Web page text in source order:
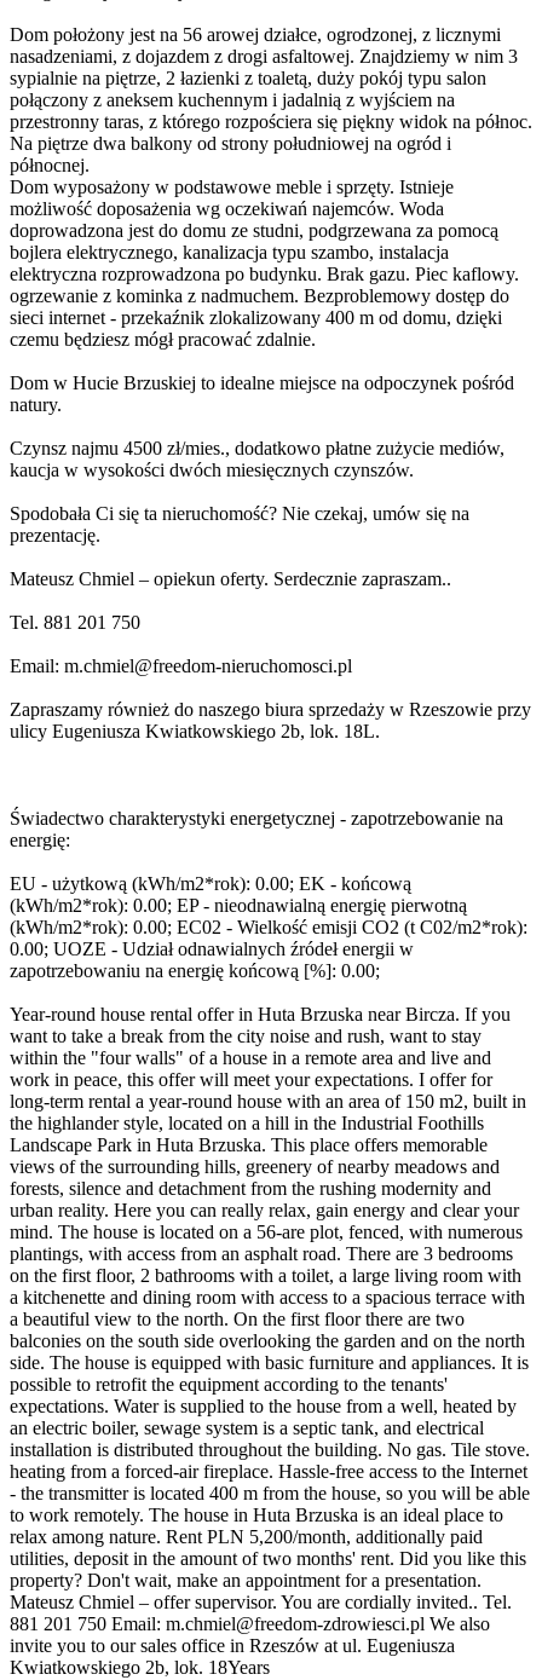
Dom położony jest na 56 arowej działce, ogrodzonej, z licznymi
nasadzeniami, z dojazdem z drogi asfaltowej. Znajdziemy w nim 3
sypialnie na piętrze, 2 łazienki z toaletą, duży pokój typu salon
połączony z aneksem kuchennym i jadalnią z wyjściem na
przestronny taras, z którego rozpościera się piękny widok na północ.
Na piętrze dwa balkony od strony południowej na ogród i
północnej.
Dom wyposażony w podstawowe meble i sprzęty. Istnieje
możliwość doposażenia wg oczekiwań najemców. Woda
doprowadzona jest do domu ze studni, podgrzewana za pomocą
bojlera elektrycznego, kanalizacja typu szambo, instalacja
elektryczna rozprowadzona po budynku. Brak gazu. Piec kaflowy.
ogrzewanie z kominka z nadmuchem. Bezproblemowy dostęp do
sieci internet - przekaźnik zlokalizowany 400 m od domu, dzięki
czemu będziesz mógł pracować zdalnie.
Dom w Hucie Brzuskiej to idealne miejsce na odpoczynek pośród
natury.
Czynsz najmu 4500 zł/mies., dodatkowo płatne zużycie mediów,
kaucja w wysokości dwóch miesięcznych czynszów.
Spodobała Ci się ta nieruchomość? Nie czekaj, umów się na
prezentację.
Mateusz Chmiel – opiekun oferty. Serdecznie zapraszam..
Tel. 881 201 750
Email: m.chmiel@freedom-nieruchomosci.pl
Zapraszamy również do naszego biura sprzedaży w Rzeszowie przy
ulicy Eugeniusza Kwiatkowskiego 2b, lok. 18L.
Świadectwo charakterystyki energetycznej - zapotrzebowanie na
energię:
EU - użytkową (kWh/m2*rok): 0.00; EK - końcową
(kWh/m2*rok): 0.00; EP - nieodnawialną energię pierwotną
(kWh/m2*rok): 0.00; EC02 - Wielkość emisji CO2 (t C02/m2*rok):
0.00; UOZE - Udział odnawialnych źródeł energii w
zapotrzebowaniu na energię końcową [%]: 0.00;
Year-round house rental offer in Huta Brzuska near Bircza. If you
want to take a break from the city noise and rush, want to stay
within the "four walls" of a house in a remote area and live and
work in peace, this offer will meet your expectations. I offer for
long-term rental a year-round house with an area of 150 m2, built in
the highlander style, located on a hill in the Industrial Foothills
Landscape Park in Huta Brzuska. This place offers memorable
views of the surrounding hills, greenery of nearby meadows and
forests, silence and detachment from the rushing modernity and
urban reality. Here you can really relax, gain energy and clear your
mind. The house is located on a 56-are plot, fenced, with numerous
plantings, with access from an asphalt road. There are 3 bedrooms
on the first floor, 2 bathrooms with a toilet, a large living room with
a kitchenette and dining room with access to a spacious terrace with
a beautiful view to the north. On the first floor there are two
balconies on the south side overlooking the garden and on the north
side. The house is equipped with basic furniture and appliances. It is
possible to retrofit the equipment according to the tenants'
expectations. Water is supplied to the house from a well, heated by
an electric boiler, sewage system is a septic tank, and electrical
installation is distributed throughout the building. No gas. Tile stove.
heating from a forced-air fireplace. Hassle-free access to the Internet
- the transmitter is located 400 m from the house, so you will be able
to work remotely. The house in Huta Brzuska is an ideal place to
relax among nature. Rent PLN 5,200/month, additionally paid
utilities, deposit in the amount of two months' rent. Did you like this
property? Don't wait, make an appointment for a presentation.
Mateusz Chmiel – offer supervisor. You are cordially invited.. Tel.
881 201 750 Email: m.chmiel@freedom-zdrowiesci.pl We also
invite you to our sales office in Rzeszów at ul. Eugeniusza
Kwiatkowskiego 2b, lok. 18Years